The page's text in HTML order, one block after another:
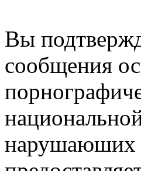
Вы
сообщения
нарушаюших